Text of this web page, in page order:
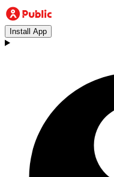
Install App